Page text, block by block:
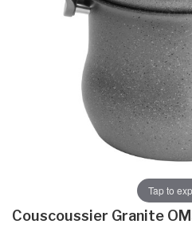
Tap to
Couscoussier Granite